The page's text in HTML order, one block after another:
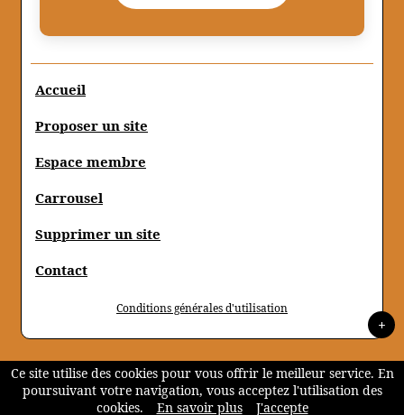
Accueil
Proposer un site
Espace membre
Carrousel
Supprimer un site
Contact
Conditions générales d'utilisation
+
Ce site utilise des cookies pour vous offrir le meilleur service. En
poursuivant votre navigation, vous acceptez l'utilisation des
cookies.
En savoir plus J'accepte